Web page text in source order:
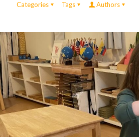
Categories Tags Authors